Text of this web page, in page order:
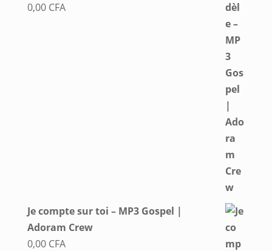
0,00 CFA
Je compte sur toi – MP3 Gospel |
Adoram Crew
0,00 CFA